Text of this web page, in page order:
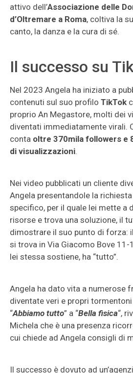
attivo dell’Associazione delle
d’Oltremare a Roma, coltiva la
canto, la danza e la cura di sé.
Il successo su
Nel 2023 Angela ha iniziato a
contenuti sul suo profilo TikTok
proprio An Megastore, molti dei
diventati immediatamente virali.
conta oltre 370mila followers e
di visualizzazioni.
Nei video pubblicati un cliente
Angela presentandole la
specifico, per il quale lei mette a
risorse e trova una soluzione, il
dimostrare il suo punto di forza:
si trova in Via Giacomo Bove 11-
lei stessa sostiene, ha “tutto”.
Angela ha dato vita a numerose
diventate veri e propri
“Abbiamo tutto” a “Bella fisica“,
Michela che è una presenza
cui chiede ad Angela consigli di
Il successo è dovuto ad